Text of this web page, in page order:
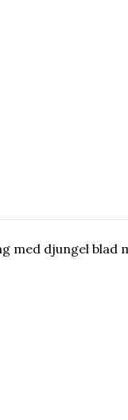
med djungel blad